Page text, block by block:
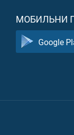
МОБИЛЬНИ
Google